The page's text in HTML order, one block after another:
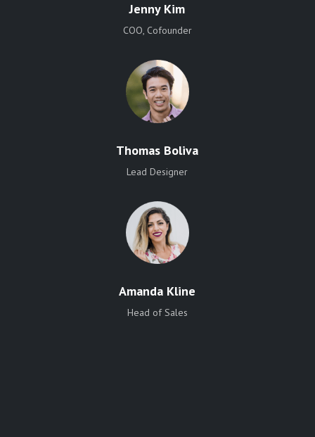
Jenny Kim
COO, Cofounder
Thomas Boliva
Lead Designer
Amanda Kline
Head of Sales